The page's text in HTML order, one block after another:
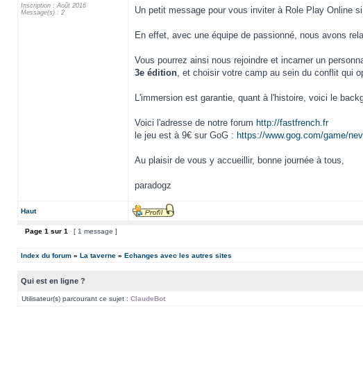
Inscription : Août 2016
Message(s) : 2
Un petit message pour vous inviter à Role Play Online
En effet, avec une équipe de passionné, nous avons
Vous pourrez ainsi nous rejoindre et incarner un
3e édition, et choisir votre camp au sein du conflit qui
L'immersion est garantie, quant à l'histoire, voici le
Voici l'adresse de notre forum http://fastfrench.fr
le jeu est à 9€ sur GoG : https://www.gog.com/game/
Au plaisir de vous y accueillir, bonne journée à tous,
paradogz
Haut
Page 1 sur 1 [ 1 message ]
Index du forum » La taverne » Echanges avec les autres sites
Qui est en ligne ?
Utilisateur(s) parcourant ce sujet : ClaudeBot